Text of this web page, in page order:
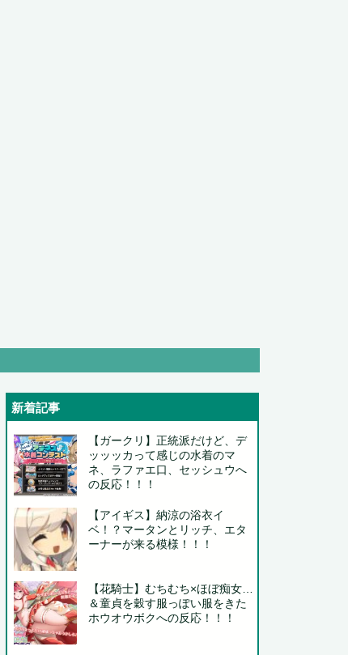
新着記事
【ガークリ】正統派だけど、デ
ッッッカって感じの水着のマ
ネ、ラファエ口、セッシュウへ
の反応！！！
【アイギス】納涼の浴衣イ
ベ！？マータンとリッチ、エタ
ーナーが来る模様！！！
【花騎士】むちむち×ほぼ痴女…
＆童貞を穀す服っぽい服をきた
ホウオウボクへの反応！！！